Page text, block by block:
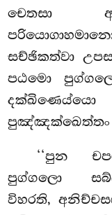
චෙතසා
සච්ඡිකත්වා
පඨමො
දක්ඛිණෙය්යො
‘‘පුන
පුග්ගලො
විහරති,